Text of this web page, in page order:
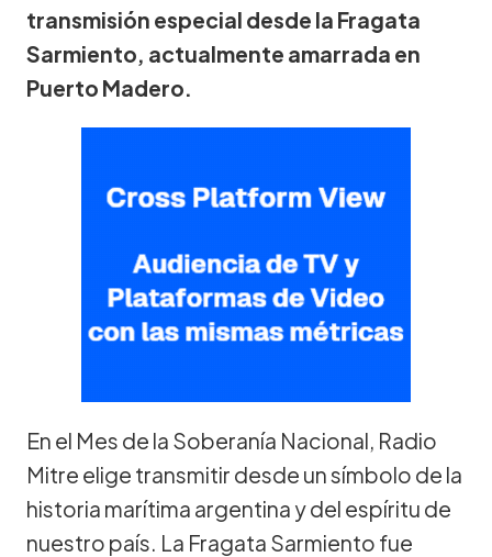
transmisión especial desde la Fragata
Sarmiento, actualmente amarrada en
Puerto Madero.
En el Mes de la Soberanía Nacional, Radio
Mitre elige transmitir desde un símbolo de la
historia marítima argentina y del espíritu de
nuestro país. La Fragata Sarmiento fue